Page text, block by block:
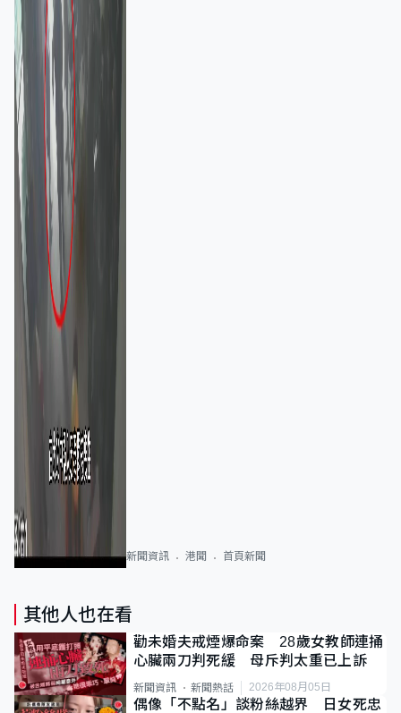
新聞資訊 港聞 首頁新聞
其他人也在看
勸未婚夫戒煙爆命案 28歲女教師連捅
心臟兩刀判死緩 母斥判太重已上訴
新聞資訊 新聞熱話 2026年08月05日
偶像「不點名」談粉絲越界 日女死忠